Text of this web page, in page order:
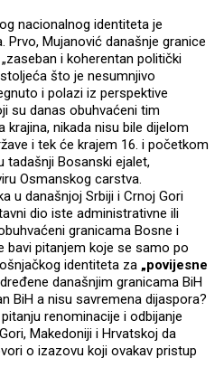
nacionalnog identiteta je
Prvo, Mujanović današnje granice
i koherentan politički
što je nesumnjivo
i polazi iz perspektive
su danas obuhvaćeni tim
nikada nisu bile dijelom
i tek će krajem 16. i početkom
tadašnji Bosanski ejalet,
Osmanskog carstva.
u današnjoj Srbiji i Crnoj Gori
dio iste administrativne ili
granicama Bosne i
bavi pitanjem koje se samo po
identiteta za „povijesne
današnjim granicama BiH
BiH a nisu savremena dijaspora?
renominacije i odbijanje
Makedoniji i Hrvatskoj da
o izazovu koji ovakav pristup